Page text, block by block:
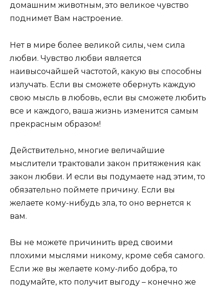
домашним животным, это великое чувство
поднимет Вам настроение.
Нет в мире более великой силы, чем сила
любви. Чувство любви является
наивысочайшей частотой, какую вы способны
излучать. Если вы сможете обернуть каждую
свою мысль в любовь, если вы сможете любить
все и каждого, ваша жизнь изменится самым
прекрасным образом!
Действительно, многие величайшие
мыслители трактовали закон притяжения как
закон любви. И если вы подумаете над этим, то
обязательно поймете причину. Если вы
желаете кому-нибудь зла, то оно вернется к
вам.
Вы не можете причинить вред своими
плохими мыслями никому, кроме себя самого.
Если же вы желаете кому-либо добра, то
подумайте, кто получит выгоду – конечно же